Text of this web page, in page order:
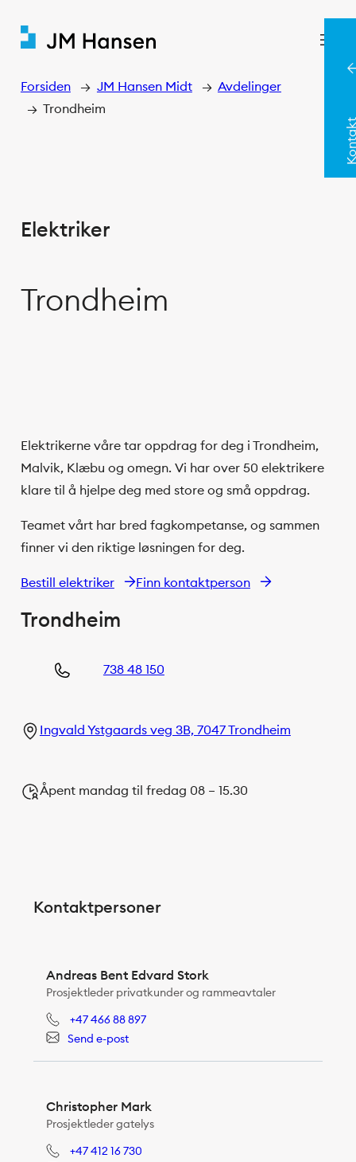
Forsiden→ JM Hansen Midt→ Avdelinger
→ Trondheim
Elektriker
Trondheim
Elektrikerne våre tar oppdrag for deg i Trondheim,
Malvik, Klæbu og omegn. Vi har over 50 elektrikere
klare til å hjelpe deg med store og små oppdrag.
Teamet vårt har bred fagkompetanse, og sammen
finner vi den riktige løsningen for deg.
Bestill elektriker Finn kontaktperson
Trondheim
738 48 150
Ingvald Ystgaards veg 3B, 7047 Trondheim
Åpent mandag til fredag 08 – 15.30
Kontaktpersoner
Andreas Bent Edvard Stork
Prosjektleder privatkunder og rammeavtaler
+47 466 88 897
Send e-post
Christopher Mark
Prosjektleder gatelys
+47 412 16 730